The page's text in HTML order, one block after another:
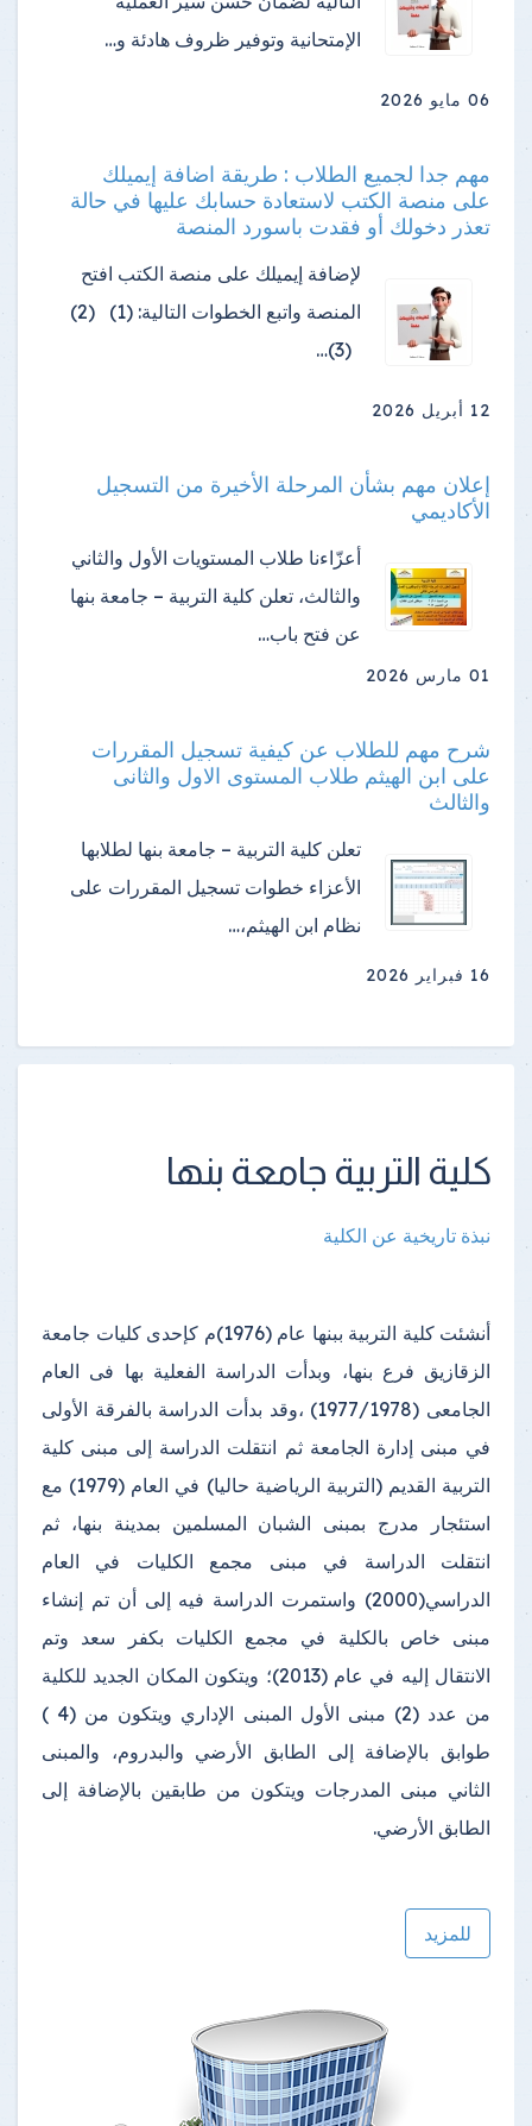
الإمتحانية وتوفير ظروف هادئة و…
06 مايو 2026
مهم جدا لجميع الطلاب : طريقة اضافة إيميلك
على منصة الكتب لاستعادة حسابك عليها في حالة
تعذر دخولك أو فقدت باسورد المنصة
لإضافة إيميلك على منصة الكتب افتح
المنصة واتبع الخطوات التالية: (1) (2)
(3)…
12 أبريل 2026
إعلان مهم بشأن المرحلة الأخيرة من التسجيل
الأكاديمي
أعزّاءنا طلاب المستويات الأول والثاني
والثالث، تعلن كلية التربية – جامعة بنها
عن فتح باب…
01 مارس 2026
شرح مهم للطلاب عن كيفية تسجيل المقررات
على ابن الهيثم طلاب المستوى الاول والثانى
والثالث
تعلن كلية التربية – جامعة بنها لطلابها
الأعزاء خطوات تسجيل المقررات على
نظام ابن الهيثم،…
16 فبراير 2026
كلية التربية جامعة بنها
نبذة تاريخية عن الكلية
أنشئت كلية التربية ببنها عام (1976)م كإحدى كليات جامعة
الزقازيق فرع بنها، وبدأت الدراسة الفعلية بها فى العام
الجامعى (1977/1978) ،وقد بدأت الدراسة بالفرقة الأولى
في مبنى إدارة الجامعة ثم انتقلت الدراسة إلى مبنى كلية
التربية القديم (التربية الرياضية حاليا) في العام (1979) مع
استئجار مدرج بمبنى الشبان المسلمين بمدينة بنها، ثم
انتقلت الدراسة في مبنى مجمع الكليات في العام
الدراسي(2000) واستمرت الدراسة فيه إلى أن تم إنشاء
مبنى خاص بالكلية في مجمع الكليات بكفر سعد وتم
الانتقال إليه في عام (2013)؛ ويتكون المكان الجديد للكلية
من عدد (2) مبنى الأول المبنى الإداري ويتكون من (4 )
طوابق بالإضافة إلى الطابق الأرضي والبدروم، والمبنى
الثاني مبنى المدرجات ويتكون من طابقين بالإضافة إلى
الطابق الأرضي.
للمزيد